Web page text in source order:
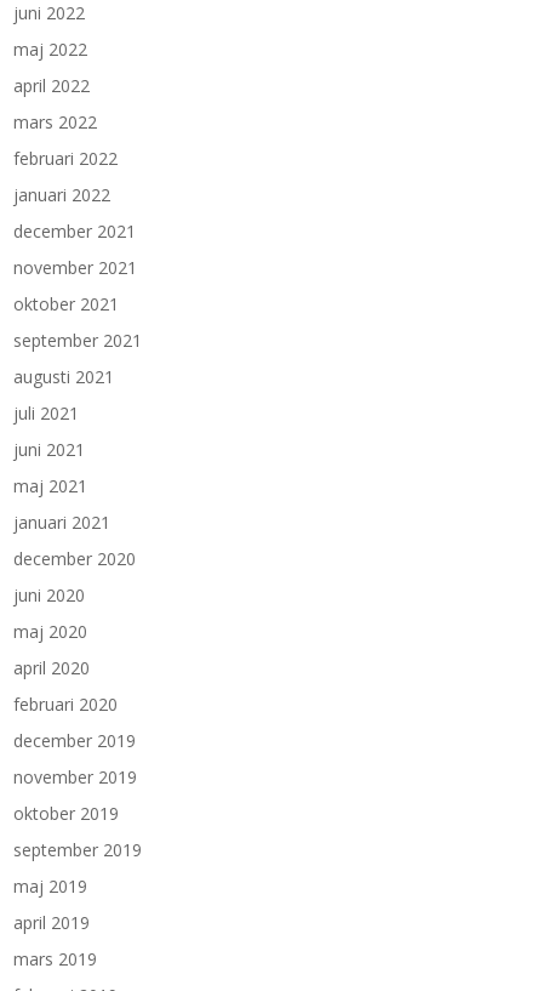
juni 2022
maj 2022
april 2022
mars 2022
februari 2022
januari 2022
december 2021
november 2021
oktober 2021
september 2021
augusti 2021
juli 2021
juni 2021
maj 2021
januari 2021
december 2020
juni 2020
maj 2020
april 2020
februari 2020
december 2019
november 2019
oktober 2019
september 2019
maj 2019
april 2019
mars 2019